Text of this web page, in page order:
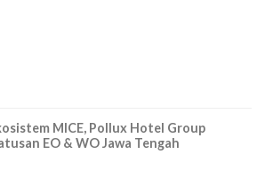
MICE, Pollux Hotel Group
EO & WO Jawa Tengah